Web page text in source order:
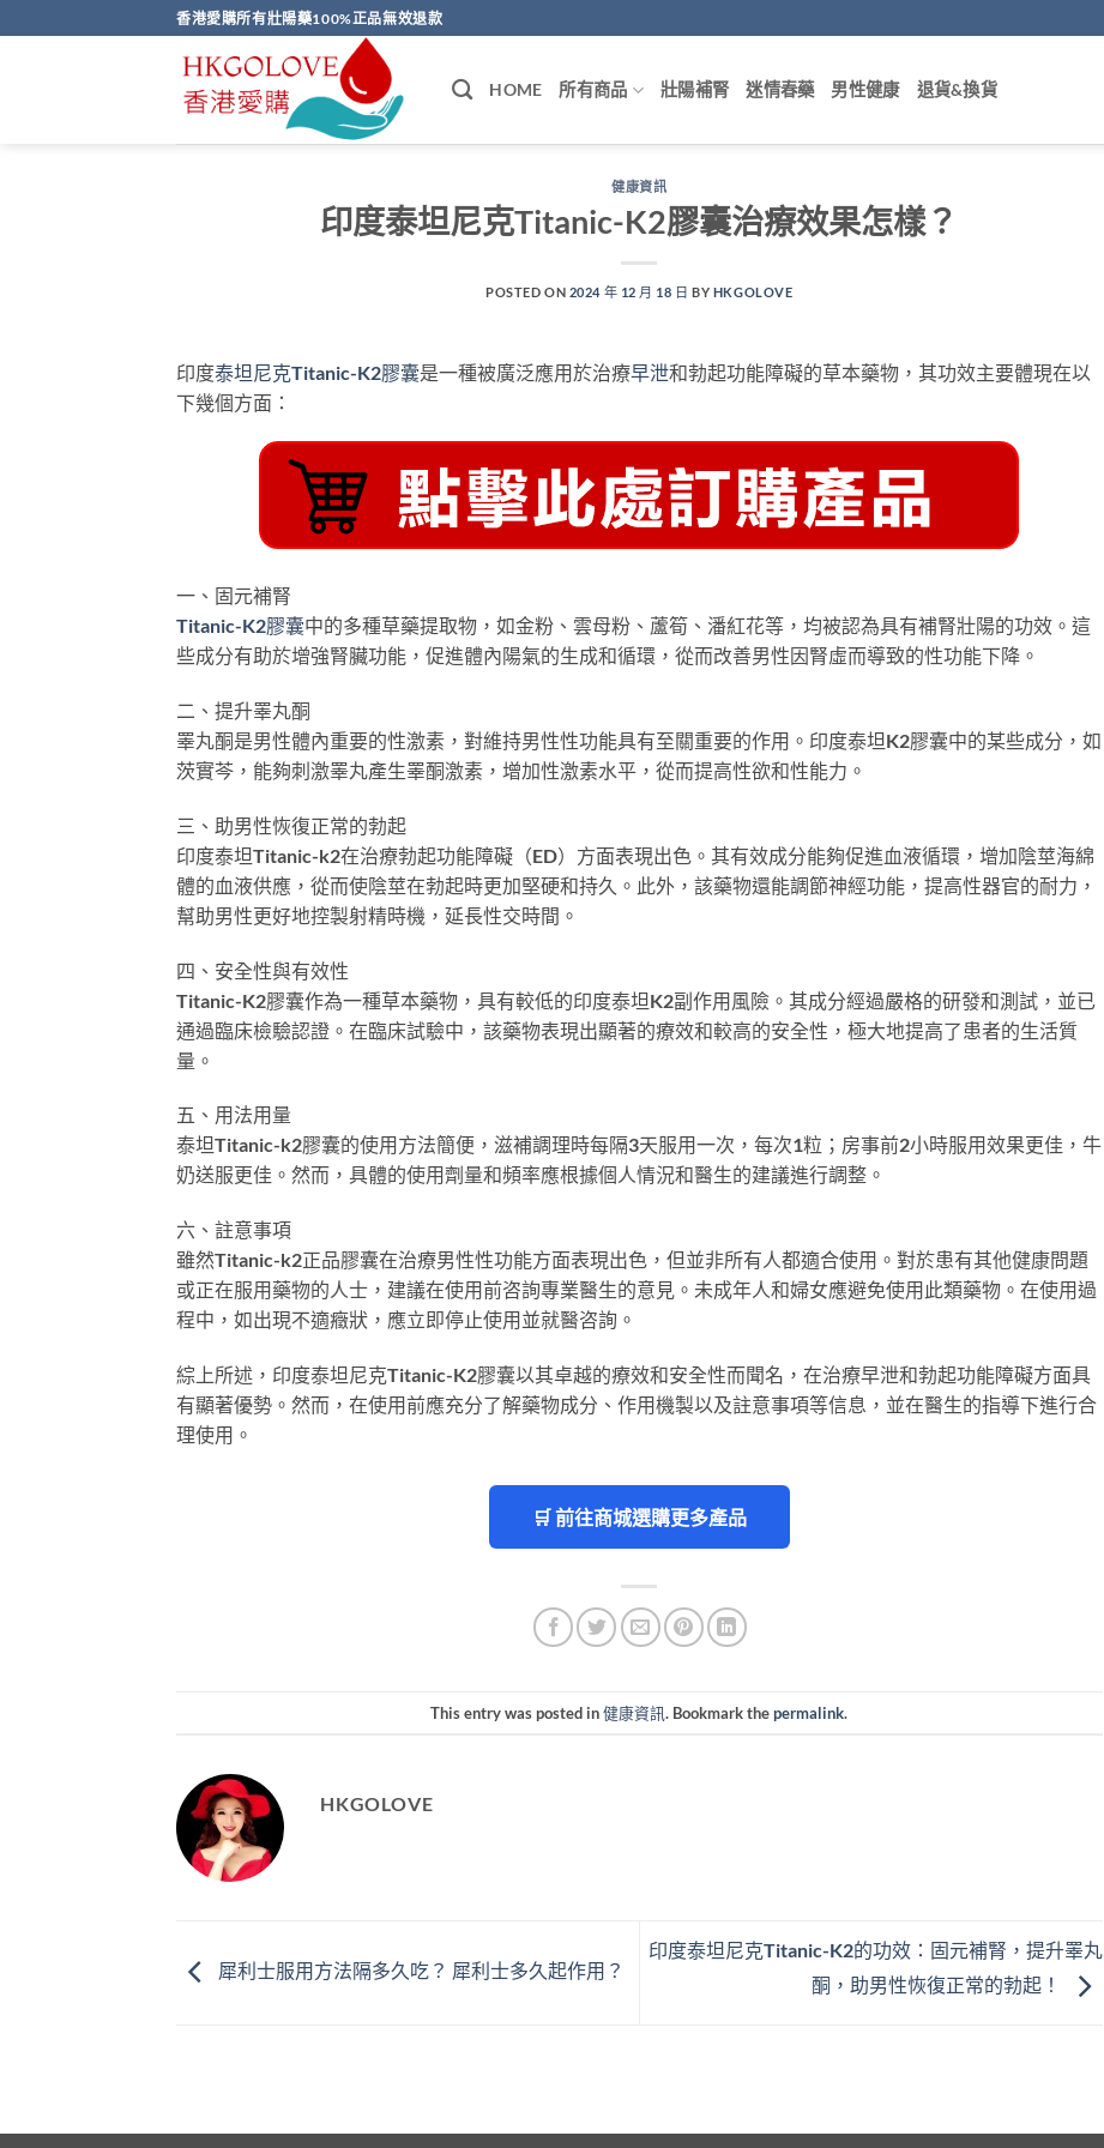
to
香港愛購所有壯陽藥100%正品無效退款
HOME 所有商品 壯陽補腎 迷情春藥 男性健康 退貨&換貨
健康資訊
印度泰坦尼克Titanic-K2膠囊治療效果怎樣？
POSTED ON 2024 年 12 月 18 日 BY HKGOLOVE
印度泰坦尼克Titanic-K2膠囊是一種被廣泛應用於治療早泄和勃起功能障礙的草本藥物，其功效主要體現在以
下幾個方面：
一、固元補腎
Titanic-K2膠囊中的多種草藥提取物，如金粉、雲母粉、蘆筍、潘紅花等，均被認為具有補腎壯陽的功效。這
些成分有助於增強腎臟功能，促進體內陽氣的生成和循環，從而改善男性因腎虛而導致的性功能下降。
二、提升睪丸酮
睪丸酮是男性體內重要的性激素，對維持男性性功能具有至關重要的作用。印度泰坦K2膠囊中的某些成分，如
茨實芩，能夠刺激睪丸產生睪酮激素，增加性激素水平，從而提高性欲和性能力。
三、助男性恢復正常的勃起
印度泰坦Titanic-k2在治療勃起功能障礙（ED）方面表現出色。其有效成分能夠促進血液循環，增加陰莖海綿
體的血液供應，從而使陰莖在勃起時更加堅硬和持久。此外，該藥物還能調節神經功能，提高性器官的耐力，
幫助男性更好地控製射精時機，延長性交時間。
四、安全性與有效性
Titanic-K2膠囊作為一種草本藥物，具有較低的印度泰坦K2副作用風險。其成分經過嚴格的研發和測試，並已
通過臨床檢驗認證。在臨床試驗中，該藥物表現出顯著的療效和較高的安全性，極大地提高了患者的生活質
量。
五、用法用量
泰坦Titanic-k2膠囊的使用方法簡便，滋補調理時每隔3天服用一次，每次1粒；房事前2小時服用效果更佳，牛
奶送服更佳。然而，具體的使用劑量和頻率應根據個人情況和醫生的建議進行調整。
六、註意事項
雖然Titanic-k2正品膠囊在治療男性性功能方面表現出色，但並非所有人都適合使用。對於患有其他健康問題
或正在服用藥物的人士，建議在使用前咨詢專業醫生的意見。未成年人和婦女應避免使用此類藥物。在使用過
程中，如出現不適癥狀，應立即停止使用並就醫咨詢。
綜上所述，印度泰坦尼克Titanic-K2膠囊以其卓越的療效和安全性而聞名，在治療早泄和勃起功能障礙方面具
有顯著優勢。然而，在使用前應充分了解藥物成分、作用機製以及註意事項等信息，並在醫生的指導下進行合
理使用。
🛒 前往商城選購更多產品
This entry was posted in健康資訊. Bookmark thepermalink.
HKGOLOVE
犀利士服用方法隔多久吃？ 犀利士多久起作用？
印度泰坦尼克Titanic-K2的功效：固元補腎，提升睪丸
酮，助男性恢復正常的勃起！